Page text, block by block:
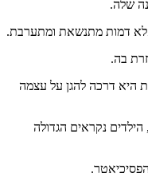
שלה.
דמות מתנשאת ומתערבת.
בה.
היא דרכה להגן על עצמה
נקראים הגדולה